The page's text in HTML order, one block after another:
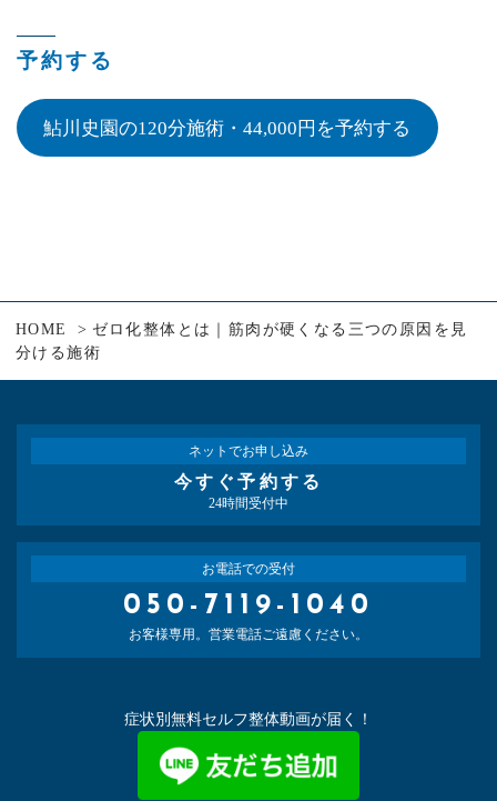
予約する
鮎川史園の120分施術・44,000円を予約する
HOME
ゼロ化整体とは｜筋肉が硬くなる三つの原因を見
分ける施術
ネットでお申し込み
今すぐ予約する
24時間受付中
お電話での受付
050-7119-1040
お客様専用。営業電話ご遠慮ください。
症状別無料セルフ整体動画が届く！